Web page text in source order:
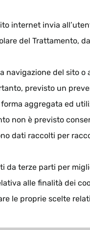
internet invia
del Trattamento,
navigazione del sito
previsto un
aggregata ed
non è previsto
dati raccolti per
da terze parti per
alle finalità dei
le proprie scelte